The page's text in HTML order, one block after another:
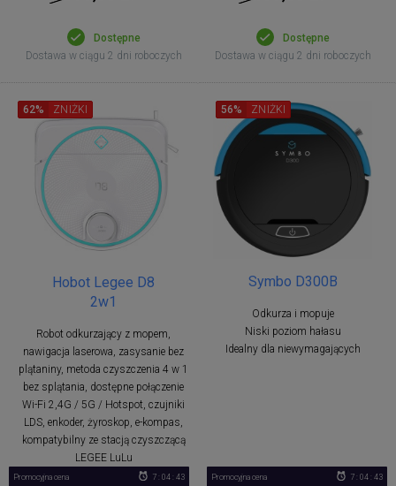
Dostępne
Dostawa w ciągu 2 dni roboczych
Dostępne
Dostawa w ciągu 2 dni roboczych
Hobot Legee D8
2w1
Robot odkurzający z mopem,
nawigacja laserowa, zasysanie bez
plątaniny, metoda czyszczenia 4 w 1
bez splątania, dostępne połączenie
Wi-Fi 2,4G / 5G / Hotspot, czujniki
LDS, enkoder, żyroskop, e-kompas,
kompatybilny ze stacją czyszczącą
LEGEE LuLu
62% ZNIŻKI
Promocyjna cena 7 : 04 : 42
Symbo D300B
Odkurza i mopuje
Niski poziom hałasu
Idealny dla niewymagających
56% ZNIŻKI
Promocyjna cena 7 : 04 : 42